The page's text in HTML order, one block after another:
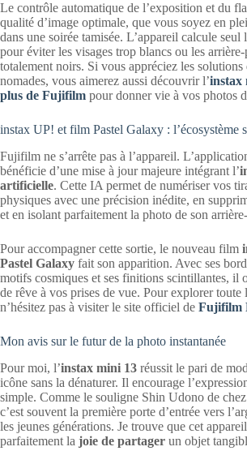
Le contrôle automatique de l’exposition et du
qualité d’image optimale, que vous soyez en
dans une soirée tamisée. L’appareil calcule seul
pour éviter les visages trop blancs ou les arrière-
totalement noirs. Si vous appréciez les solutions
nomades, vous aimerez aussi découvrir l’instax
plus de Fujifilm pour donner vie à vos photos
instax UP! et film Pastel Galaxy : l’écosystème
Fujifilm ne s’arrête pas à l’appareil.
bénéficie d’une mise à jour majeure intégrant l’
artificielle. Cette IA permet de numériser vos
physiques avec une précision inédite, en
et en isolant parfaitement la photo de son
Pour accompagner cette sortie, le nouveau film
Pastel Galaxy fait son apparition. Avec ses
motifs cosmiques et ses finitions scintillantes, il
de rêve à vos prises de vue. Pour explorer toute
n’hésitez pas à visiter le site officiel de Fujifilm
Mon avis sur le futur de la photo instantanée
Pour moi, l’instax mini 13 réussit le pari de
icône sans la dénaturer. Il encourage
simple. Comme le souligne Shin Udono de
c’est souvent la première porte d’entrée vers
les jeunes générations. Je trouve que cet
parfaitement la joie de partager un objet